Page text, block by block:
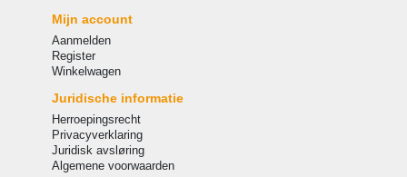
Mijn account
Aanmelden
Register
Winkelwagen
Juridische informatie
Herroepingsrecht
Privacyverklaring
Juridisk avsløring
Algemene voorwaarden